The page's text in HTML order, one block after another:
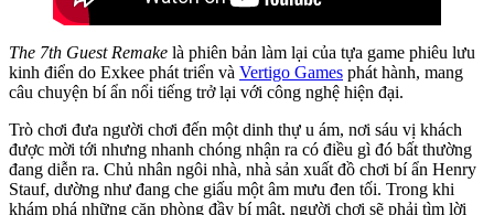
The 7th Guest Remake là phiên bản làm lại của tựa game phiêu lưu
kinh điển do Exkee phát triển và Vertigo Games phát hành, mang
câu chuyện bí ẩn nổi tiếng trở lại với công nghệ hiện đại.
Trò chơi đưa người chơi đến một dinh thự u ám, nơi sáu vị khách
được mời tới nhưng nhanh chóng nhận ra có điều gì đó bất thường
đang diễn ra. Chủ nhân ngôi nhà, nhà sản xuất đồ chơi bí ẩn Henry
Stauf, dường như đang che giấu một âm mưu đen tối. Trong khi
khám phá những căn phòng đầy bí mật, người chơi sẽ phải tìm lời